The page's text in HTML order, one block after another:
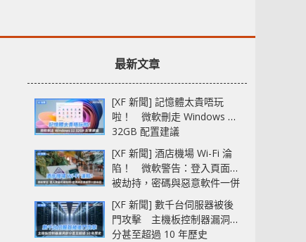
最新文章
[XF 新聞] 記憶體太貴唔玩
啦！ 微軟刪走 Windows 11
32GB 配置建議
[XF 新聞] 酒店機場 Wi-Fi 淪
陷！ 微軟警告：登入頁面可
被劫持，密碼與惡意軟件一併
中招
[XF 新聞] 數千台伺服器被後
門攻擊 主機板控制器漏洞部
分甚至超過 10 年歷史